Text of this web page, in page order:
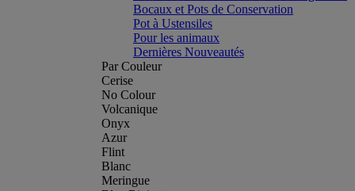
Bocaux et Pots de Conservation
Pot à Ustensiles
Pour les animaux
Dernières Nouveautés
Par Couleur
Cerise
No Colour
Volcanique
Onyx
Azur
Flint
Blanc
Meringue